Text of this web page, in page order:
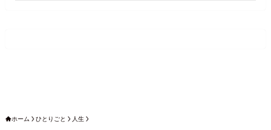
ホーム ひとりごと 人生